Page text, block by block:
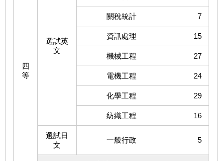
四
等
選試英
文
關稅統計 7
資訊處理 15
機械工程 27
電機工程 24
化學工程 29
紡織工程 16
選試日
文
一般行政 5